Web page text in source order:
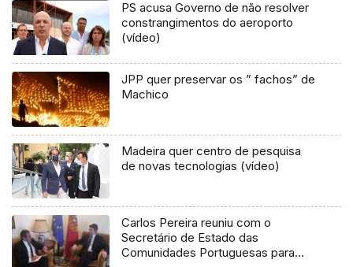
PS acusa Governo de não resolver
constrangimentos do aeroporto
(vídeo)
JPP quer preservar os ” fachos” de
Machico
Madeira quer centro de pesquisa
de novas tecnologias (vídeo)
Carlos Pereira reuniu com o
Secretário de Estado das
Comunidades Portuguesas para